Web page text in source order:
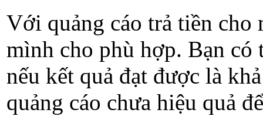
Với quảng cáo trả tiền cho
mình cho phù hợp. Bạn có
nếu kết quả đạt được là
quảng cáo chưa hiệu quả